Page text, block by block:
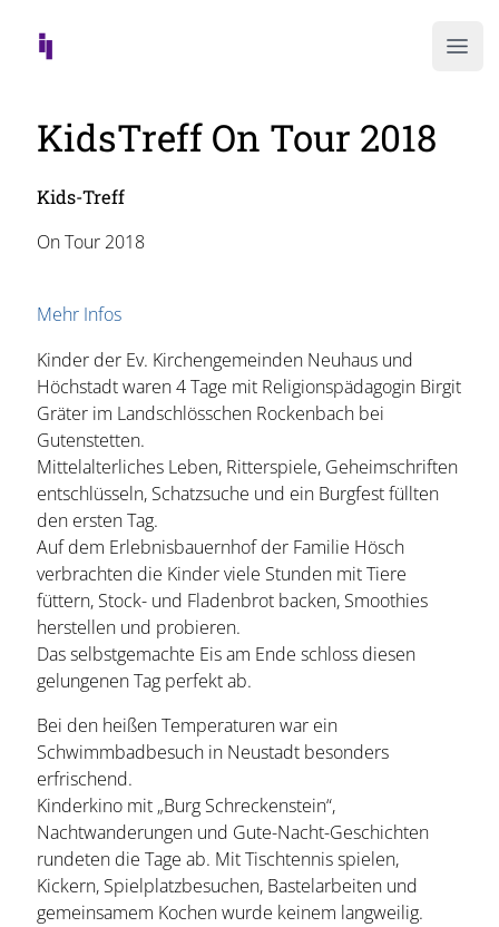
KidsTreff On Tour 2018
Kids-Treff
On Tour 2018
Mehr Infos
Kinder der Ev. Kirchengemeinden Neuhaus und
Höchstadt waren 4 Tage mit Religionspädagogin Birgit
Gräter im Landschlösschen Rockenbach bei
Gutenstetten.
Mittelalterliches Leben, Ritterspiele, Geheimschriften
entschlüsseln, Schatzsuche und ein Burgfest füllten
den ersten Tag.
Auf dem Erlebnisbauernhof der Familie Hösch
verbrachten die Kinder viele Stunden mit Tiere
füttern, Stock- und Fladenbrot backen, Smoothies
herstellen und probieren.
Das selbstgemachte Eis am Ende schloss diesen
gelungenen Tag perfekt ab.
Bei den heißen Temperaturen war ein
Schwimmbadbesuch in Neustadt besonders
erfrischend.
Kinderkino mit „Burg Schreckenstein“,
Nachtwanderungen und Gute-Nacht-Geschichten
rundeten die Tage ab. Mit Tischtennis spielen,
Kickern, Spielplatzbesuchen, Bastelarbeiten und
gemeinsamem Kochen wurde keinem langweilig.